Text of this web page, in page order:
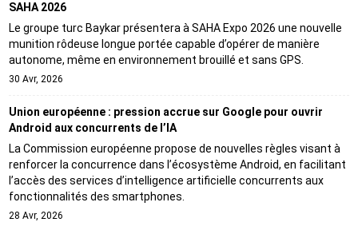
SAHA 2026
Le groupe turc Baykar présentera à SAHA Expo 2026 une nouvelle
munition rôdeuse longue portée capable d’opérer de manière
autonome, même en environnement brouillé et sans GPS.
30 Avr, 2026
Union européenne : pression accrue sur Google pour ouvrir
Android aux concurrents de l’IA
La Commission européenne propose de nouvelles règles visant à
renforcer la concurrence dans l’écosystème Android, en facilitant
l’accès des services d’intelligence artificielle concurrents aux
fonctionnalités des smartphones.
28 Avr, 2026